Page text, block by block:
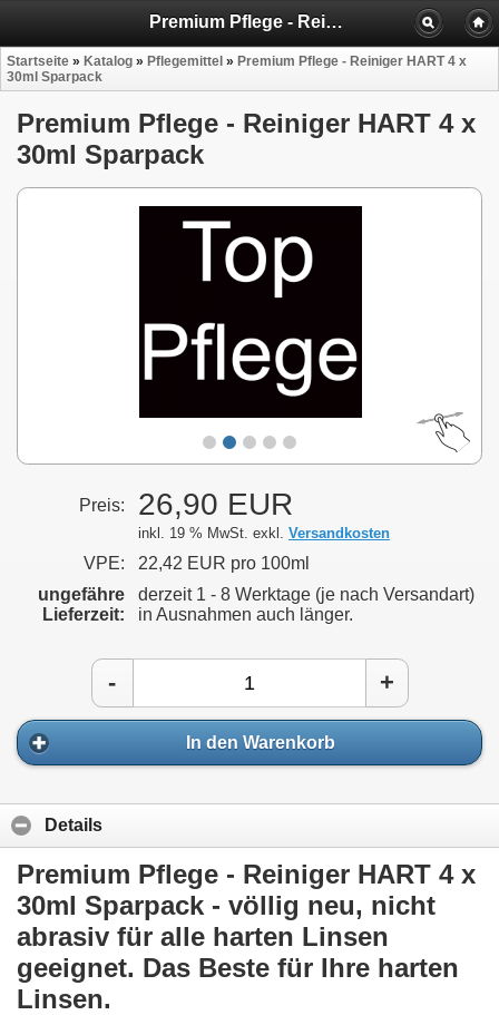
Premium Pflege - Reiniger HART 4 x 30ml Sparpack
Startseite » Katalog » Pflegemittel » Premium Pflege - Reiniger HART 4 x
30ml Sparpack
Premium Pflege - Reiniger HART 4 x
30ml Sparpack
Preis: 26,90 EUR
inkl. 19 % MwSt. exkl. Versandkosten
VPE:
22,42 EUR pro 100ml
ungefähre
Lieferzeit:
derzeit 1 - 8 Werktage (je nach Versandart)
in Ausnahmen auch länger.
- +
In den Warenkorb
Details
Premium Pflege - Reiniger HART 4 x
30ml Sparpack - völlig neu, nicht
abrasiv für alle harten Linsen
geeignet. Das Beste für Ihre harten
Linsen.